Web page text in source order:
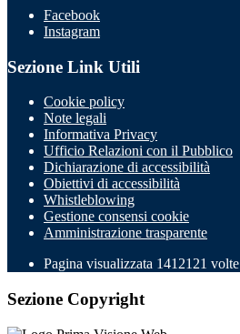
Facebook
Instagram
Sezione Link Utili
Cookie policy
Note legali
Informativa Privacy
Ufficio Relazioni con il Pubblico
Dichiarazione di accessibilità
Obiettivi di accessibilità
Whistleblowing
Gestione consensi cookie
Amministrazione trasparente
Pagina visualizzata 1412121 volte
Sezione Copyright